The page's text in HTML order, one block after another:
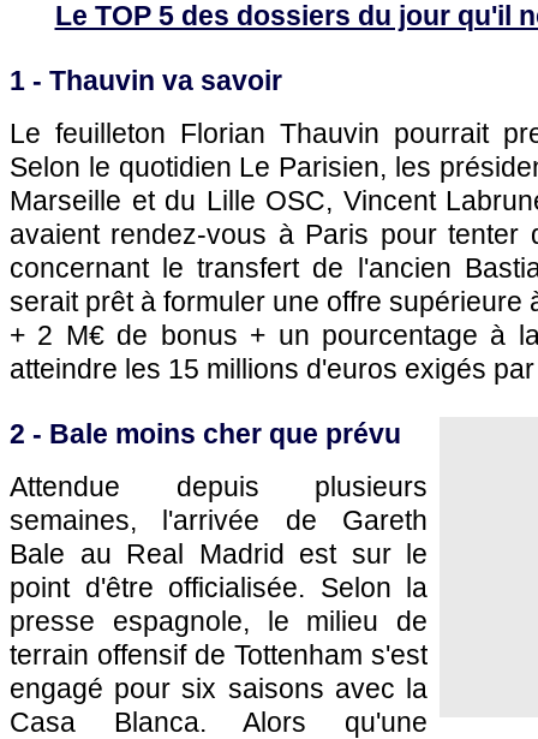
Le TOP 5 des dossiers du jour qu'il
1 - Thauvin va savoir
Le feuilleton Florian Thauvin pourrait
Selon le quotidien Le Parisien, les
Marseille et du Lille OSC, Vincent
avaient rendez-vous à Paris pour tenter
concernant le transfert de l'ancien
serait prêt à formuler une offre supérieure
+ 2 M€ de bonus + un pourcentage à
atteindre les 15 millions d'euros exigés
2 - Bale moins cher que prévu
Attendue depuis plusieurs
semaines, l'arrivée de Gareth
Bale au Real Madrid est sur le
point d'être officialisée. Selon la
presse espagnole, le milieu de
terrain offensif de Tottenham s'est
engagé pour six saisons avec la
Casa Blanca. Alors qu'une